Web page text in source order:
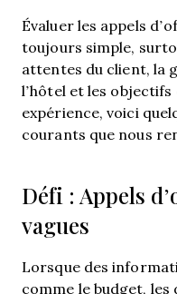
Évaluer les appels
toujours simple,
attentes du client, la
l’hôtel et les objectifs
expérience, voici
courants que nous
Défi : Appels
vagues
Lorsque des
comme le budget, les